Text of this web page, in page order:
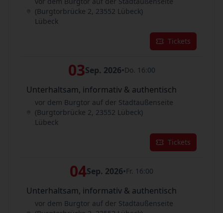
(Burgtorbrücke 2, 23552 Lübeck)
Lübeck
Tickets
03Sep. 2026•Do. 16:00
Unterhaltsam, informativ & authentisch
vor dem Burgtor auf der Stadtaußenseite
(Burgtorbrücke 2, 23552 Lübeck)
Lübeck
Tickets
04Sep. 2026•Fr. 16:00
Unterhaltsam, informativ & authentisch
vor dem Burgtor auf der Stadtaußenseite